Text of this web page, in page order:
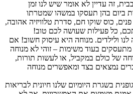
זה עדיין לא אומר שיש לנו זמן
ביום בהן תעסקו במשהו שמטרתו
כוס שוקו חם, סדרת טלוויזיה אהובה,
כל פעילות שעושה לכם טוב!
לנו ולילדים. מנוחה היא עיסוק חשוב! אם
מתעסקים בעוד משימות – זוהי לא מנוחה
של כולם במקביל, או לעשות תורות,
הדברים נמצאים בצד ומאפשרים מנוחה
בשגרת היומיום שלנו חיונית לבריאות